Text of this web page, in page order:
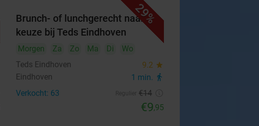
29%
Brunch- of lunchgerecht naar
keuze bij Teds Eindhoven
Morgen Za Zo Ma Di
Wo
Teds Eindhoven
9.2 star
Eindhoven 1 min. directions_walk
Verkocht: 63 €14
€9,95